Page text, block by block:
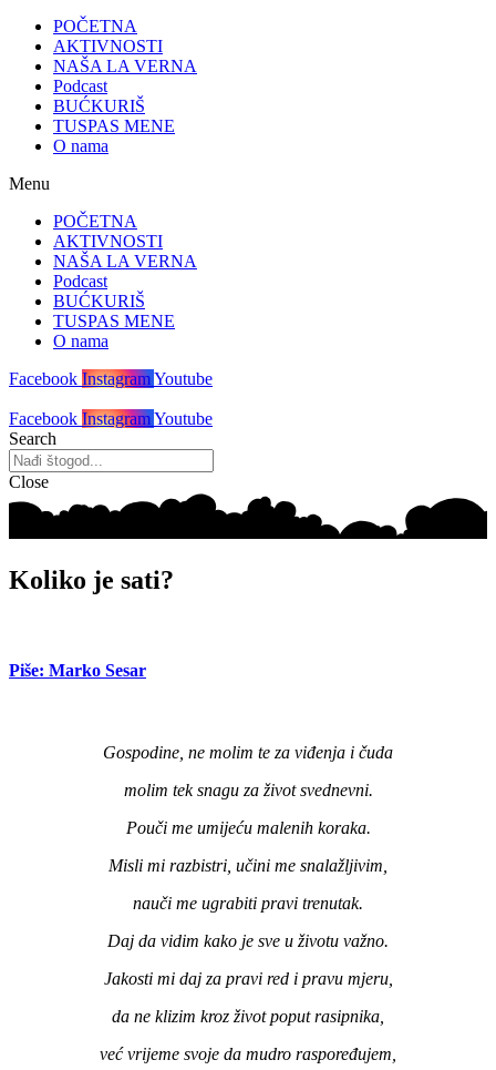
POČETNA
AKTIVNOSTI
NAŠA LA VERNA
Podcast
BUĆKURIŠ
TUSPAS MENE
O nama
Menu
POČETNA
AKTIVNOSTI
NAŠA LA VERNA
Podcast
BUĆKURIŠ
TUSPAS MENE
O nama
Facebook InstagramYoutube
Facebook InstagramYoutube
Search
Close
Koliko je sati?
Piše: Marko Sesar
Gospodine, ne molim te za viđenja i čuda
molim tek snagu za život svednevni.
Pouči me umijeću malenih koraka.
Misli mi razbistri, učini me snalažljivim,
nauči me ugrabiti pravi trenutak.
Daj da vidim kako je sve u životu važno.
Jakosti mi daj za pravi red i pravu mjeru,
da ne klizim kroz život poput rasipnika,
već vrijeme svoje da mudro raspoređujem,